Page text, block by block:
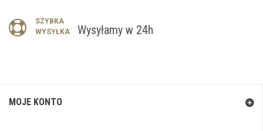
SZYBKA
WYSYŁKA
Wysyłamy w 24h
MOJE KONTO